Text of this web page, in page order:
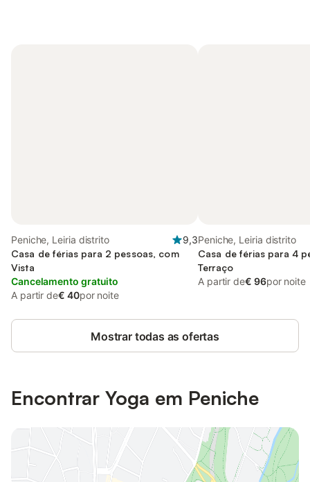
Peniche, Leiria distrito
9,3
Casa de férias para 2 pessoas, com
Vista
Cancelamento gratuito
A partir de€ 40por noite
Peniche, Leiria distrito
Casa de férias para 4
Terraço
A partir de€ 96por noite
Mostrar todas as ofertas
Encontrar Yoga em Peniche